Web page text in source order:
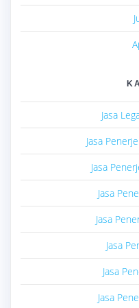
Jasa
Jasa
Jasa
Jasa
Jasa
Jasa
Jasa
Jasa